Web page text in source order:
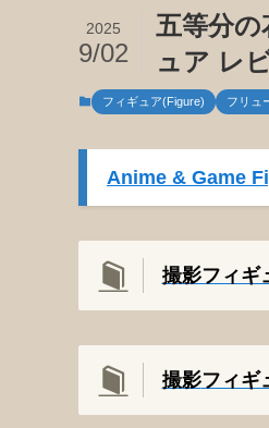
五等分
ュア レ
2025
9/02
フィギュア(Figure) フリュ
Anime & Game
撮影フィギ
撮影フィギ